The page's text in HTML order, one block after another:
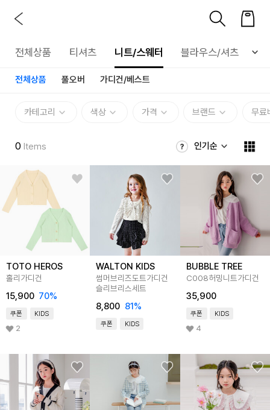
전체상품 티셔츠 니트/스웨터 블라우스/셔츠 아
전체상품 풀오버 가디건/베스트
카테고리 색상 가격 브랜드 무료
0 Items 인기순
TOTO HEROS
홀리가디건
15,900 70%
쿠폰 KIDS
2
WALTON KIDS
썸머브리즈도트가디건
슬리브리스세트
8,800 81%
쿠폰 KIDS
BUBBLE TREE
C008허밍니트가디건
35,900
쿠폰 KIDS
4